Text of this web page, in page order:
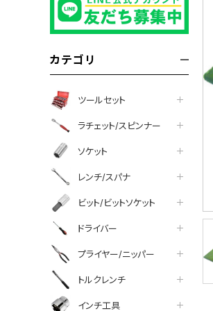
カテゴリ
ツールセット
ラチェット/スピンナー
ソケット
レンチ/スパナ
ビット/ビットソケット
ドライバー
プライヤー/ニッパー
トルクレンチ
インチ工具